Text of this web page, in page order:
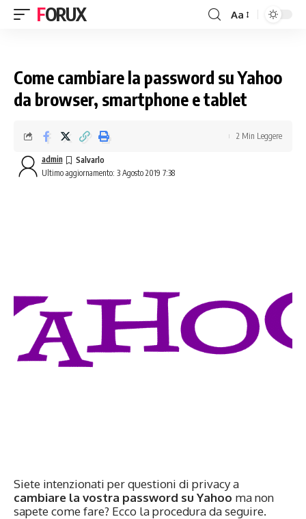
FORUX Aa
Come cambiare la password su Yahoo
da browser, smartphone e tablet
Ultimo aggiornamento: 3 Agosto 2019 7:38
admin
2 Min Leggere
Siete intenzionati per questioni di privacy a
cambiare la vostra password su Yahoo ma non
sapete come fare? Ecco la procedura da seguire.